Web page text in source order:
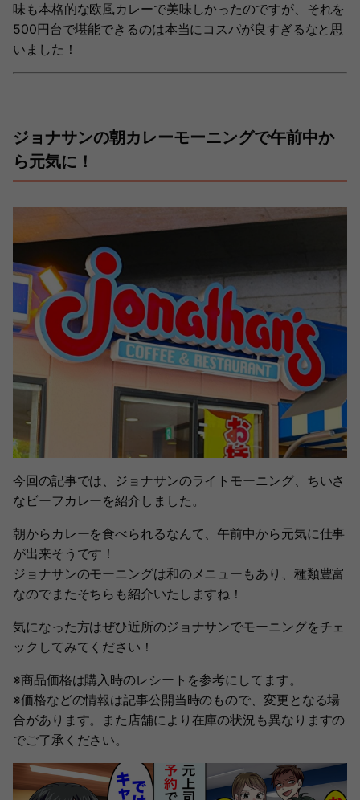
味も本格的な欧風カレーで美味しかったのですが、それを
500円台で堪能できるのは本当にコスパが良すぎるなと思
いました！
ジョナサンの朝カレーモーニングで午前中か
ら元気に！
今回の記事では、ジョナサンのライトモーニング、ちいさ
なビーフカレーを紹介しました。
朝からカレーを食べられるなんて、午前中から元気に仕事
が出来そうです！
ジョナサンのモーニングは和のメニューもあり、種類豊富
なのでまたそちらも紹介いたしますね！
気になった方はぜひ近所のジョナサンでモーニングをチェ
ックしてみてください！
※商品価格は購入時のレシートを参考にしてます。
※価格などの情報は記事公開当時のもので、変更となる場
合があります。また店舗により在庫の状況も異なりますの
でご了承ください。